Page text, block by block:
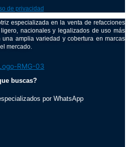
de privacidad
especializada en la venta de refacciones
nacionales y legalizados de uso más
amplia variedad y cobertura en marcas
mercado.
buscas?
por WhatsApp